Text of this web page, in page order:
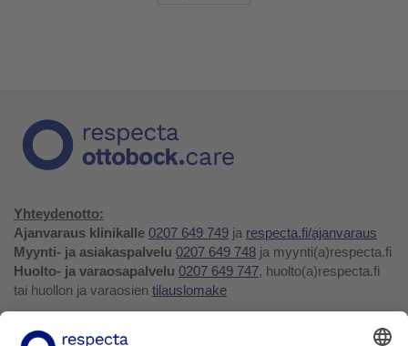
Yhteydenotto:
Ajanvaraus klinikalle 0207 649 749 ja respecta.fi/ajanvaraus
Myynti- ja asiakaspalvelu 0207 649 748 ja myynti(a)respecta.fi
Huolto- ja varaosapalvelu 0207 649 747, huolto(a)respecta.fi
tai huollon ja varaosien tilauslomake
Facebook
Youtube